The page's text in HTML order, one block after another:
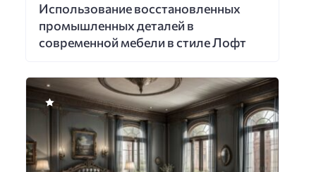
Использование восстановленных
промышленных деталей в
современной мебели в стиле Лофт